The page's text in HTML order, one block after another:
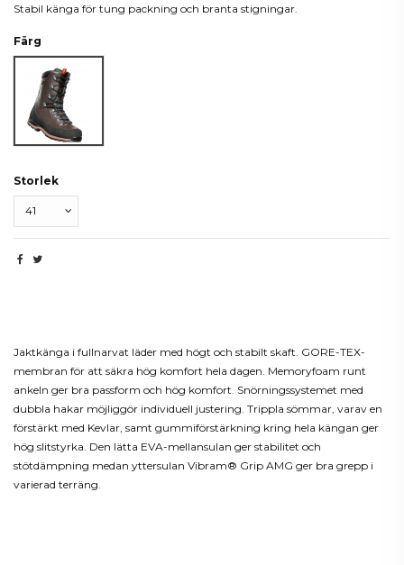
Stabil känga för tung packning och branta stigningar.
Färg
Brown
Storlek
Jaktkänga i fullnarvat läder med högt och stabilt skaft. GORE-TEX-
membran för att säkra hög komfort hela dagen. Memoryfoam runt
ankeln ger bra passform och hög komfort. Snörningssystemet med
dubbla hakar möjliggör individuell justering. Trippla sömmar, varav en
förstärkt med Kevlar, samt gummiförstärkning kring hela kängan ger
hög slitstyrka. Den lätta EVA-mellansulan ger stabilitet och
stötdämpning medan yttersulan Vibram® Grip AMG ger bra grepp i
varierad terräng.